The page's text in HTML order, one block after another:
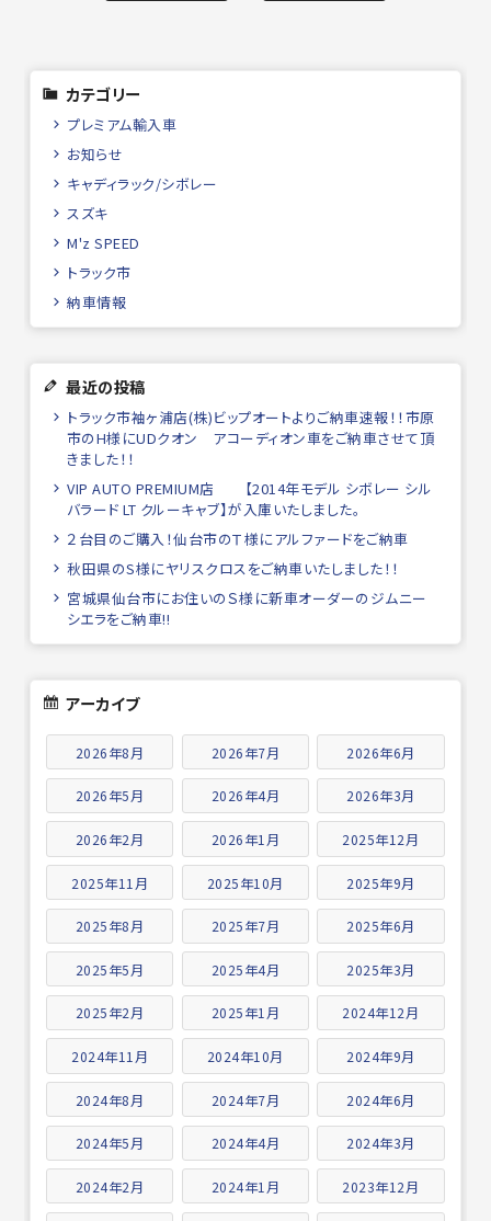
カテゴリー
プレミアム輸入車
お知らせ
キャディラック/シボレー
スズキ
M'z SPEED
トラック市
納車情報
最近の投稿
トラック市袖ヶ浦店(株)ビップオートよりご納車速報！！市原
市のH様にUDクオン アコーディオン車をご納車させて頂
きました！！
VIP AUTO PREMIUM店 【2014年モデル シボレー シル
バラード LT クルーキャブ】が入庫いたしました。
２台目のご購入！仙台市のＴ様にアルファードをご納車
秋田県のS様にヤリスクロスをご納車いたしました！！
宮城県仙台市にお住いのＳ様に新車オーダーのジムニー
シエラをご納車!!
アーカイブ
2026年8月 2026年7月 2026年6月
2026年5月 2026年4月 2026年3月
2026年2月 2026年1月 2025年12月
2025年11月 2025年10月 2025年9月
2025年8月 2025年7月 2025年6月
2025年5月 2025年4月 2025年3月
2025年2月 2025年1月 2024年12月
2024年11月 2024年10月 2024年9月
2024年8月 2024年7月 2024年6月
2024年5月 2024年4月 2024年3月
2024年2月 2024年1月 2023年12月